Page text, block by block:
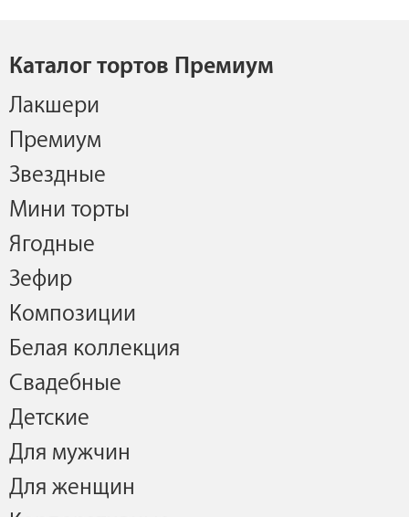
Каталог тортов Премиум
Лакшери
Премиум
Звездные
Мини торты
Ягодные
Зефир
Композиции
Белая коллекция
Свадебные
Детские
Для мужчин
Для женщин